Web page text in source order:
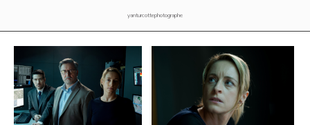
yanturcottephotographe